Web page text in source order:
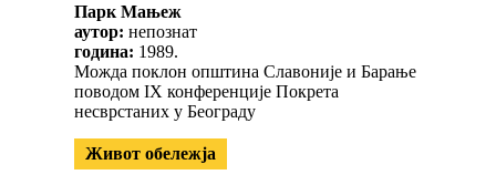
Парк Мањеж
аутор: непознат
година: 1989.
Можда поклон општина Славоније и Барање
поводом IX конференције Покрета
несврстаних у Београду
Живот обележја